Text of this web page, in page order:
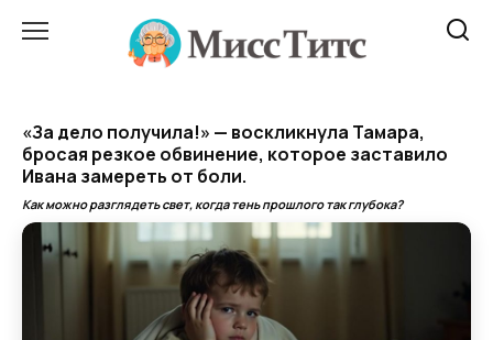
«За дело получила!» — воскликнула Тамара,
бросая резкое обвинение, которое заставило
Ивана замереть от боли.
Как можно разглядеть свет, когда тень прошлого так глубока?